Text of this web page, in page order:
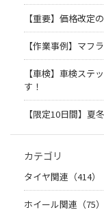
【重要】価格改定
【作業事例】マ
【車検】車検ステ
す！
【限定10日間】夏
カテゴリ
タイヤ関連（414）
ホイール関連（75）